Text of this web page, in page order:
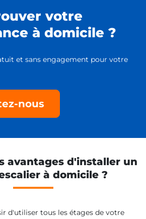
votre
à domicile ?
et sans engagement pour votre
nous
avantages d'installer un
à domicile ?
d'utiliser tous les étages de votre